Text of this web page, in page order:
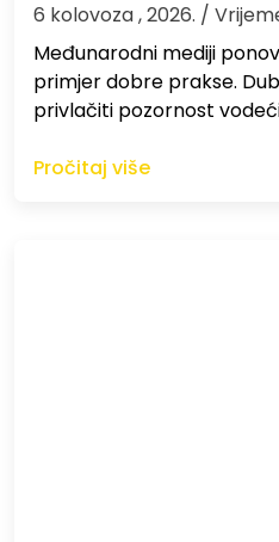
6 kolovoza , 2026. /
Međunarodni mediji
primjer dobre prakse.
privlačiti pozornost
Pročitaj više